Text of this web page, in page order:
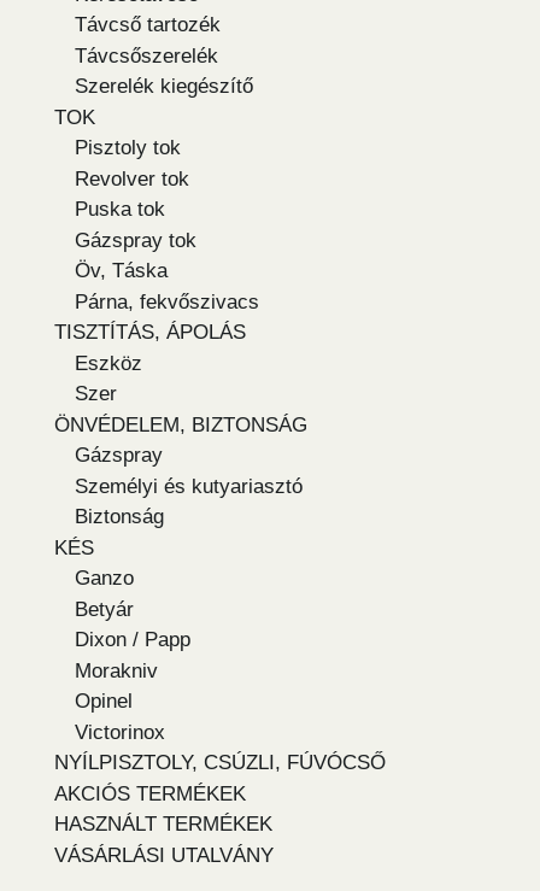
Távcső tartozék
Távcsőszerelék
Szerelék kiegészítő
TOK
Pisztoly tok
Revolver tok
Puska tok
Gázspray tok
Öv, Táska
Párna, fekvőszivacs
TISZTÍTÁS, ÁPOLÁS
Eszköz
Szer
ÖNVÉDELEM, BIZTONSÁG
Gázspray
Személyi és kutyariasztó
Biztonság
KÉS
Ganzo
Betyár
Dixon / Papp
Morakniv
Opinel
Victorinox
NYÍLPISZTOLY, CSÚZLI, FÚVÓCSŐ
AKCIÓS TERMÉKEK
HASZNÁLT TERMÉKEK
VÁSÁRLÁSI UTALVÁNY